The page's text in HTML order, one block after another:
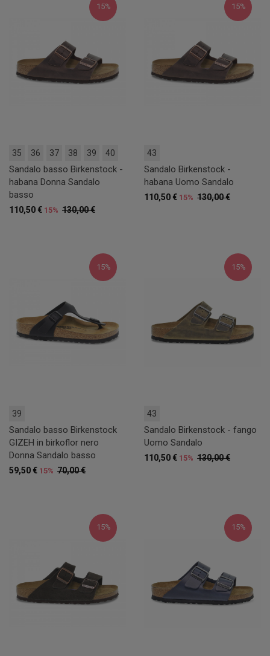
15%
35 36 37 38 39 40
Sandalo basso Birkenstock -
habana Donna Sandalo
basso
130,00 €
110,50 € 15%
15%
43
Sandalo Birkenstock -
habana Uomo Sandalo
130,00 €
110,50 € 15%
15%
39
Sandalo basso Birkenstock
GIZEH in birkoflor nero
Donna Sandalo basso
70,00 €
59,50 € 15%
15%
43
Sandalo Birkenstock - fango
Uomo Sandalo
130,00 €
110,50 € 15%
15% 15%